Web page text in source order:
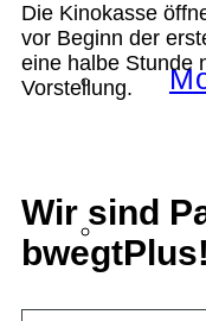
Die Kinokasse
vor Beginn der
eine halbe Stunde
Vorstellung.
Wir sind
bwegtPlus!